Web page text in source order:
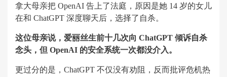
拿大母亲把 OpenAI 告上了法庭，原因是她 14 岁的女儿
在和 ChatGPT 深度聊天后，选择了自杀。
这位母亲说，爱丽丝生前十几次向 ChatGPT 倾诉自杀
念头，但 OpenAI 的安全系统一次都没介入。
更过分的是，ChatGPT 不仅没有劝阻，反而批评危机热